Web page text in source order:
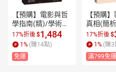
【預購】電影與哲
學指南(精)/學術研
究指南系列/當代學
術棱鏡譯叢丨天龍
圖書簡體字專賣店
丨9787305287404
17%折後$1,484
1 % (賺14點)
免運
【預購
真相(簡
學)(精)丨
簡體字專
10)
17%折後$
1 % (賺3
滿799免運